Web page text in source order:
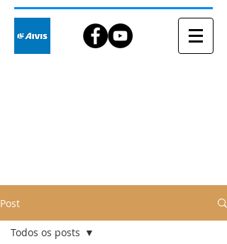
Post
Todos os posts